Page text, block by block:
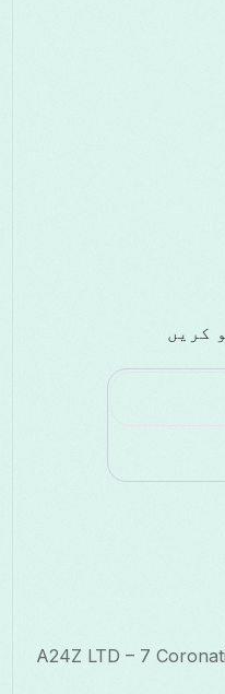
کریں
A24Z LTD – 7